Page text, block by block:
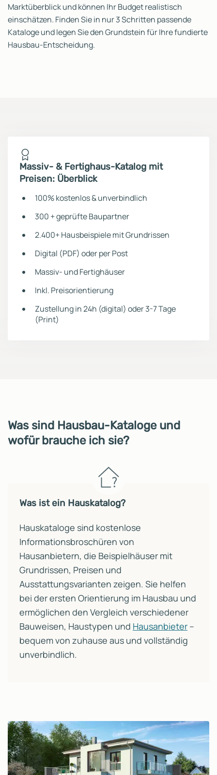
Marktüberblick und können Ihr Budget realistisch
einschätzen. Finden Sie in nur 3 Schritten passende
Kataloge und legen Sie den Grundstein für Ihre fundierte
Hausbau-Entscheidung.
Massiv- & Fertighaus-Katalog mit
Preisen: Überblick
100% kostenlos & unverbindlich
300 + geprüfte Baupartner
2.400+ Hausbeispiele mit Grundrissen
Digital (PDF) oder per Post
Massiv- und Fertighäuser
Inkl. Preisorientierung
Zustellung in 24h (digital) oder 3-7 Tage
(Print)
Was sind Hausbau-Kataloge und
wofür brauche ich sie?
Was ist ein Hauskatalog?
Hauskataloge sind kostenlose
Informationsbroschüren von
Hausanbietern, die Beispielhäuser mit
Grundrissen, Preisen und
Ausstattungsvarianten zeigen. Sie helfen
bei der ersten Orientierung im Hausbau und
ermöglichen den Vergleich verschiedener
Bauweisen, Haustypen und Hausanbieter –
bequem von zuhause aus und vollständig
unverbindlich.